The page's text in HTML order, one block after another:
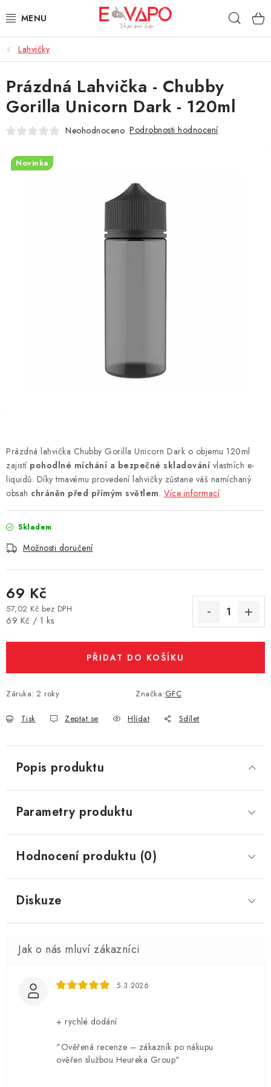
na
3D TISK
TIPY ZA DOBROU CENU
AROMATA A PŘÍCHUTĚ
NIKOTINOVÝ FILM
PŘÍSLUŠENSTVÍ
ZNAČKY
Lahvičky
Prázdná lahvička Chubby Gorilla Unicorn Dark o objemu 120ml
zajistí pohodlné míchání a bezpečné skladování vlastních e-
liquidů. Díky tmavému provedení lahvičky zůstane váš namíchaný
obsah chráněn před přímým světlem. Více informací
Skladem
Možnosti doručení
69 Kč
57,02 Kč bez DPH
Měrná cena:
69 Kč / 1 ks
PŘIDAT DO KOŠÍKU
Záruka: 2 roky Značka:GFC
Tisk Zeptat se Hlídat Sdílet
Prázdná Lahvička - Chubby
Gorilla Unicorn Dark - 120ml
Neohodnoceno Podrobnosti hodnocení
Novinka
Popis produktu
Parametry produktu
Hodnocení produktu (0)
Diskuze
5.3.2026
+ rychlé dodání
"Ověřená recenze – zákazník po nákupu
ověřen službou Heureka Group"